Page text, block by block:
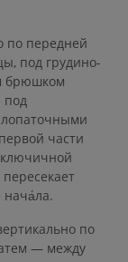
по передней
под грудино-
брюшком
части
по
— между